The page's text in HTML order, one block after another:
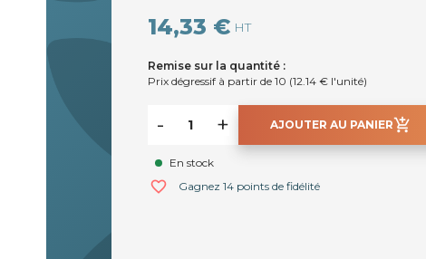
14,33 € HT
Remise sur la quantité :
Prix dégressif à partir de 10 (12.14 € l'unité)
- + AJOUTER AU PANIERadd_shopping_cart
En stock
favorite_border Gagnez 14 points de fidélité